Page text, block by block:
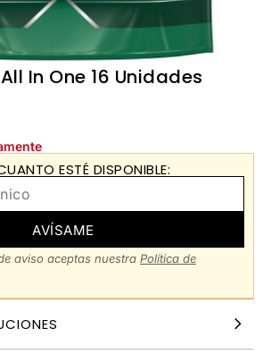
In One 16 Unidades
ESTÉ DISPONIBLE:
AVÍSAME
aviso aceptas nuestra Política de